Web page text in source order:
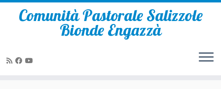
Comunità Pastorale Salizzole
Bionde Engazzà